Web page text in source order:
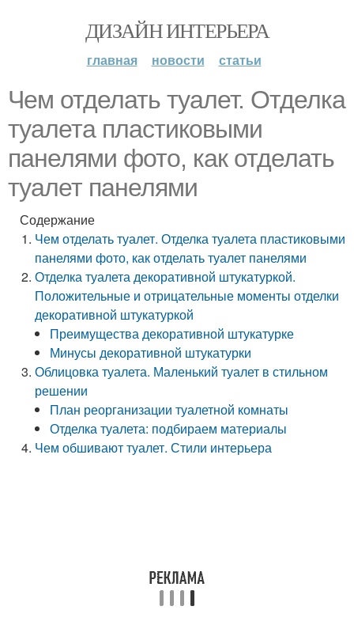
ДИЗАЙН ИНТЕРЬЕРА
главная новости статьи
Чем отделать туалет. Отделка
туалета пластиковыми
панелями фото, как отделать
туалет панелями
Содержание
Чем отделать туалет. Отделка туалета пластиковыми
панелями фото, как отделать туалет панелями
Отделка туалета декоративной штукатуркой.
Положительные и отрицательные моменты отделки
декоративной штукатуркой
Преимущества декоративной штукатурке
Минусы декоративной штукатурки
Облицовка туалета. Маленький туалет в стильном
решении
План реорганизации туалетной комнаты
Отделка туалета: подбираем материалы
Чем обшивают туалет. Стили интерьера